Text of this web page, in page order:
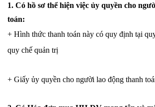
1. Có hồ sơ thể hiện việc ủy quyền cho
toán:
+ Hình thức thanh toán này có quy định tại
quy chế quản trị
+ Giấy ủy quyền cho người lao động thanh